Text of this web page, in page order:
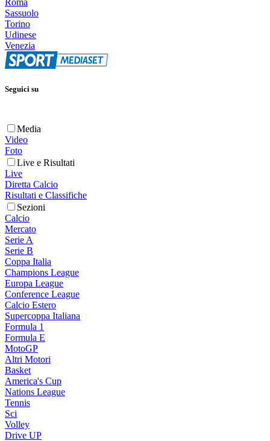
Roma
Sassuolo
Torino
Udinese
Venezia
Seguici su
Media
Video
Foto
Live e Risultati
Live
Diretta Calcio
Risultati e Classifiche
Sezioni
Calcio
Mercato
Serie A
Serie B
Coppa Italia
Champions League
Europa League
Conference League
Calcio Estero
Supercoppa Italiana
Formula 1
Formula E
MotoGP
Altri Motori
Basket
America's Cup
Nations League
Tennis
Sci
Volley
Drive UP